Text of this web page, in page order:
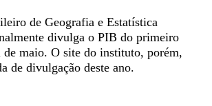
de Geografia e Estatística
divulga o PIB do primeiro
maio. O site do instituto, porém,
de divulgação deste ano.